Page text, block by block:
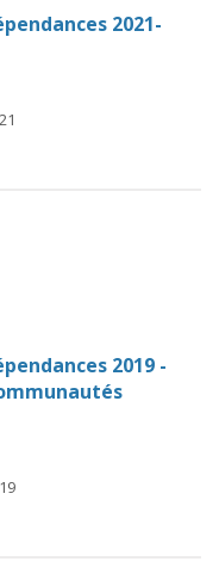
2021-
2019 -